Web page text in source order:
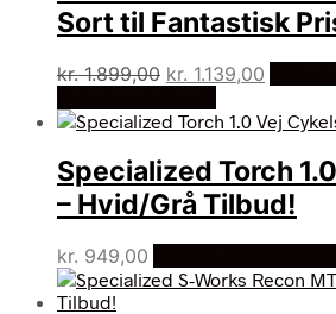
Sort til Fantastisk
kr.1.899,00 Den
pris
kr. 1.899,00.
kr. 1.139,00
pris
kr.
Specialized Torch
– Hvid/Grå Tilbud!
kr. 949,00